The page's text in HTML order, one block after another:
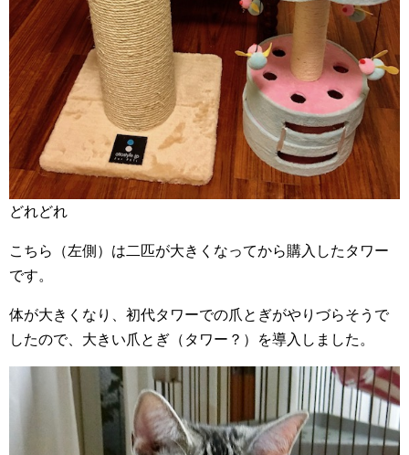
どれどれ
こちら（左側）は二匹が大きくなってから購入したタワー
です。
体が大きくなり、初代タワーでの爪とぎがやりづらそうで
したので、大きい爪とぎ（タワー？）を導入しました。